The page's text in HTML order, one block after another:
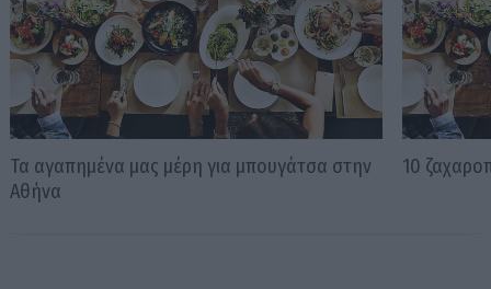
Τα αγαπημένα μας μέρη για μπουγάτσα στην
Αθήνα
10